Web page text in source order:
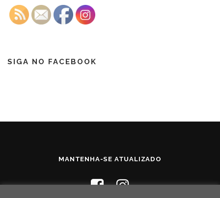
SIGA NO FACEBOOK
MANTENHA-SE ATUALIZADO